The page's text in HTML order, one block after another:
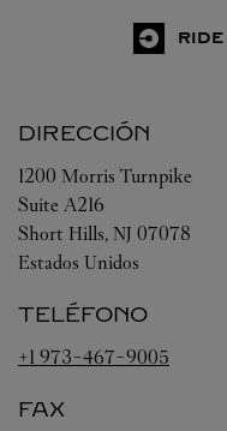
DIRECCIÓN
1200 Morris Turnpike
Suite A216
Short Hills, NJ 07078
Estados Unidos
TELÉFONO
+1 973-467-9005
FAX